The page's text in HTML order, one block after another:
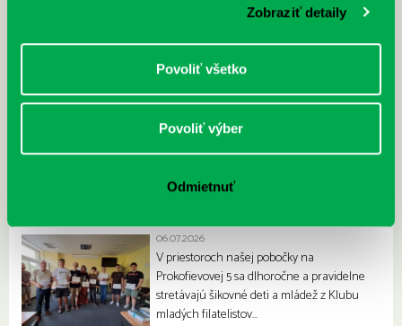
Zobraziť detaily
Povoliť všetko
Povoliť výber
Odmietnuť
Letné horúčavy dajú zabrať každému z nás.
petržalská knižnica stala súčasťou pilotného
projektu…
06.07.2026
V priestoroch našej pobočky na
Prokofievovej 5 sa dlhoročne a pravidelne
stretávajú šikovné deti a mládež z Klubu
mladých filatelistov…